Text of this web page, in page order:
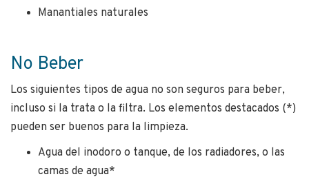
Manantiales naturales
No Beber
Los siguientes tipos de agua no son seguros para beber,
incluso si la trata o la filtra. Los elementos destacados (*)
pueden ser buenos para la limpieza.
Agua del inodoro o tanque, de los radiadores, o las
camas de agua*